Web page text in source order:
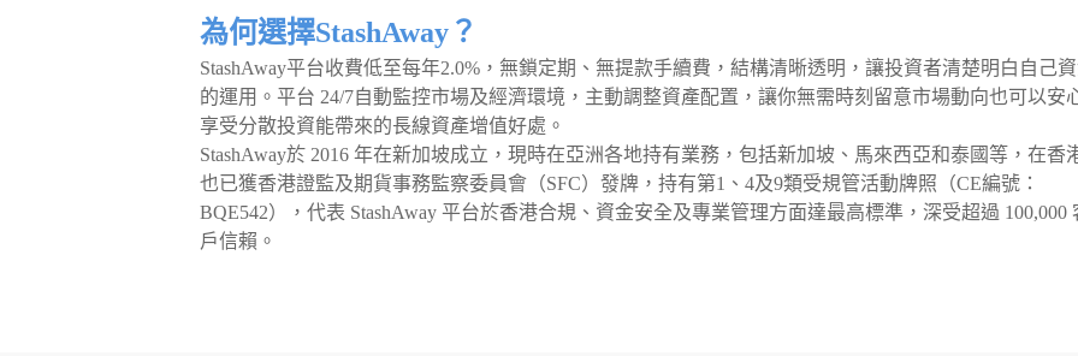
為何選擇StashAway？
StashAway平台收費低至每年2.0%，無鎖定期、無提款手續費，結構清晰透明，讓投資者清楚明白自己
的運用。平台 24/7自動監控市場及經濟環境，主動調整資產配置，讓你無需時刻留意市場動向也可以安
享受分散投資能帶來的長線資產增值好處。
StashAway於 2016 年在新加坡成立，現時在亞洲各地持有業務，包括新加坡、馬來西亞和泰國等，在香
也已獲香港證監及期貨事務監察委員會（SFC）發牌，持有第1、4及9類受規管活動牌照（CE編號：
BQE542），代表 StashAway 平台於香港合規、資金安全及專業管理方面達最高標準，深受超過 100,000
戶信賴。